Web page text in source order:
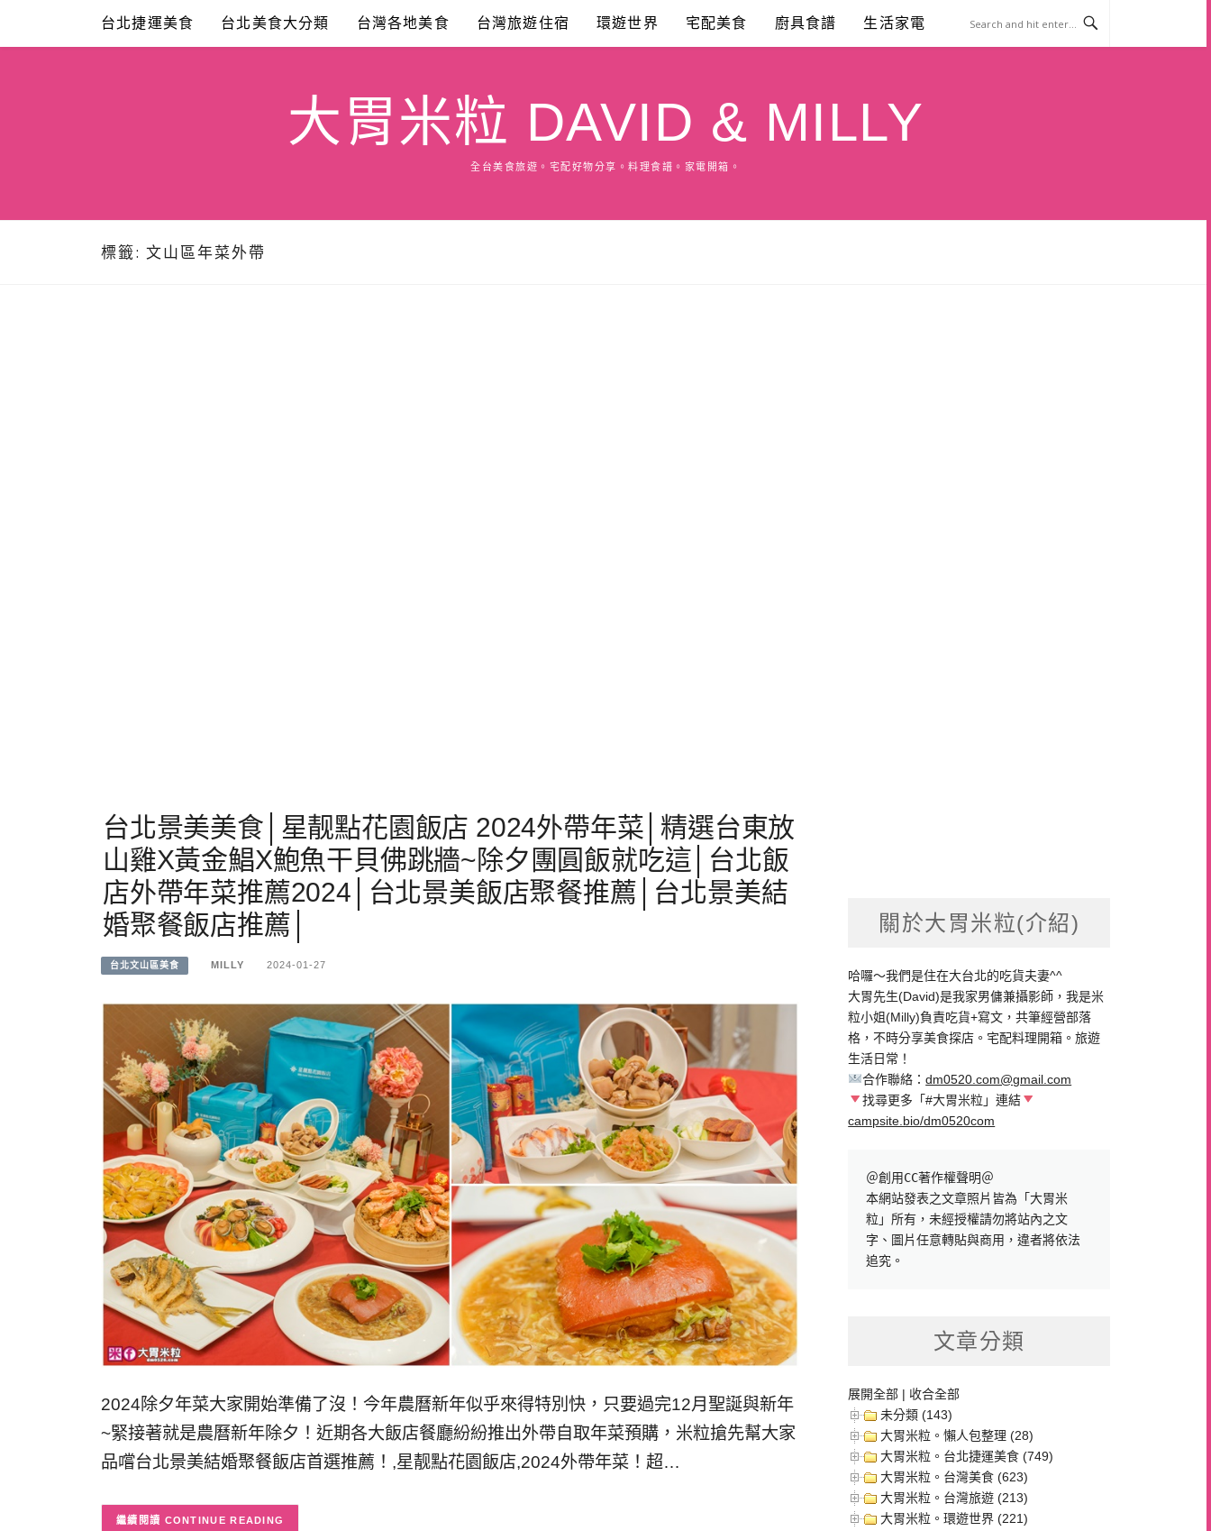
content
台北捷運美食 台北美食大分類 台灣各地美食 台灣旅遊住宿 環遊世界 宅配美食 廚具食譜 生活家電
大胃米粒 DAVID & MILLY
全台美食旅遊。宅配好物分享。料理食譜。家電開箱。
標籤: 文山區年菜外帶
台北景美美食│星靓點花園飯店 2024外帶年菜│精選台東放
山雞X黃金鯧X鮑魚干貝佛跳牆~除夕團圓飯就吃這│台北飯
店外帶年菜推薦2024│台北景美飯店聚餐推薦│台北景美結
婚聚餐飯店推薦│
台北文山區美食 MILLY 2024-01-27
2024除夕年菜大家開始準備了沒！今年農曆新年似乎來得特別快，只要過完12月聖誕與新年
~緊接著就是農曆新年除夕！近期各大飯店餐廳紛紛推出外帶自取年菜預購，米粒搶先幫大家
品嚐台北景美結婚聚餐飯店首選推薦！,星靓點花園飯店,2024外帶年菜！超…
CONTINUE READING
關於大胃米粒(介紹)
哈囉～我們是住在大台北的吃貨夫妻^^
大胃先生(David)是我家男傭兼攝影師，我是米
粒小姐(Milly)負責吃貨+寫文，共筆經營部落
格，不時分享美食探店。宅配料理開箱。旅遊
生活日常！
合作聯絡：dm0520.com@gmail.com
找尋更多「#大胃米粒」連結
campsite.bio/dm0520com
＠創用CC著作權聲明＠
本網站發表之文章照片皆為「大胃米
粒」所有，未經授權請勿將站內之文
字、圖片任意轉貼與商用，違者將依法
追究。
文章分類
展開全部 | 收合全部
未分類 (143)
大胃米粒。懶人包整理 (28)
大胃米粒。台北捷運美食 (749)
大胃米粒。台灣美食 (623)
大胃米粒。台灣旅遊 (213)
大胃米粒。環遊世界 (221)